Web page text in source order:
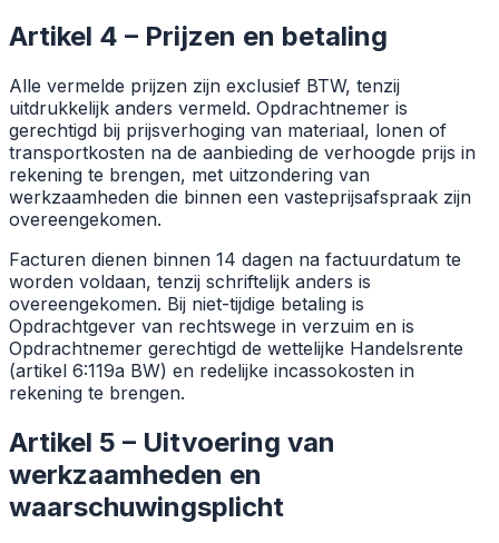
Artikel 4 – Prijzen en betaling
Alle vermelde prijzen zijn exclusief BTW, tenzij
uitdrukkelijk anders vermeld. Opdrachtnemer is
gerechtigd bij prijsverhoging van materiaal, lonen of
transportkosten na de aanbieding de verhoogde prijs in
rekening te brengen, met uitzondering van
werkzaamheden die binnen een vasteprijsafspraak zijn
overeengekomen.
Facturen dienen binnen 14 dagen na factuurdatum te
worden voldaan, tenzij schriftelijk anders is
overeengekomen. Bij niet-tijdige betaling is
Opdrachtgever van rechtswege in verzuim en is
Opdrachtnemer gerechtigd de wettelijke Handelsrente
(artikel 6:119a BW) en redelijke incassokosten in
rekening te brengen.
Artikel 5 – Uitvoering van
werkzaamheden en
waarschuwingsplicht